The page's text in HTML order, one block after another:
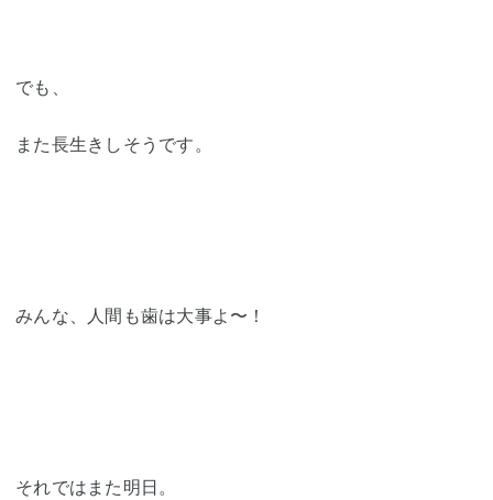
でも、
また長生きしそうです。
みんな、人間も歯は大事よ〜！
それではまた明日。